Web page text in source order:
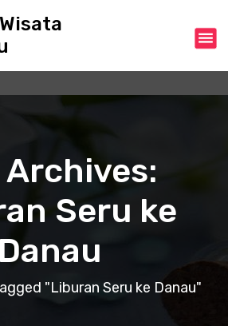
Archives:
Seru ke
Danau
"Liburan Seru ke Danau"